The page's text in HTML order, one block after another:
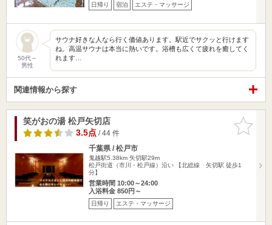
日帰り 宿泊 エステ・マッサージ
50代～
男性
サウナ好きな人なら行く価値あります。駅近でサクッと行けます
ね。高温サウナは本当に熱いです。浴槽も広くて疲れを癒してく
れます…
関連情報から探す
お気に入
りに追加
笑がおの湯 松戸矢切店
3.5点/ 44 件
千葉県 / 松戸市
鬼越駅5.38km 矢切駅29m
松戸街道（市川・松戸線）沿い 【北総線 矢切駅 徒歩1
分】
営業時間 10:00～24:00
入浴料金 850円～
日帰り エステ・マッサージ